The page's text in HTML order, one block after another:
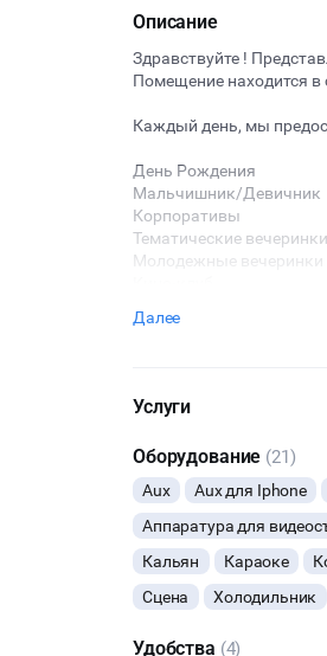
Описание
Здравствуйте !
Помещение находится
Каждый день, мы
День Рождения
Мальчишник/Девичник
Корпоративы
Тематические вечеринки
Молодежные вечеринки
Вечеринка
Далее
Услуги
Оборудование (21)
Aux Aux для Iphone
Аппаратура для
Кальян
Караоке
Сцена
Холодильник
Удобства (4)